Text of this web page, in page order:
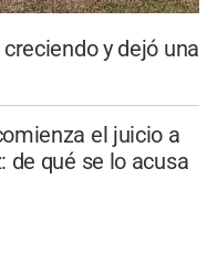
y dejó una
el juicio a
de qué se lo acusa